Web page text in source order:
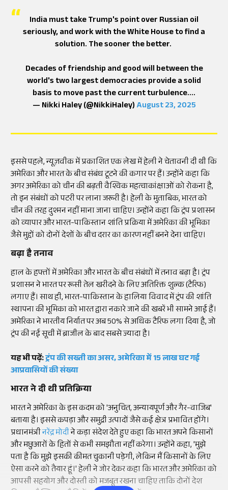
India must take Trump's point over Russian oil
seriously, and work with the White House to find a
solution. The sooner the better.
Decades of friendship and good will between the
world's two largest democracies provide a solid
basis to move past the current turbulence.…
— Nikki Haley (@NikkiHaley)August 23, 2025
इससे पहले, न्यूज़वीक में प्रकाशित एक लेख में हेली ने चेतावनी दी थी कि
अमेरिका और भारत के बीच संबंध टूटने की कगार पर हैं। उन्होंने कहा कि
अगर अमेरिका को चीन की बढ़ती वैश्विक महत्वाकांक्षाओं को रोकना है,
तो इन संबंधों को पटरी पर लाना जरूरी है। हेली के मुताबिक, भारत को
चीन की तरह दुश्मन नहीं माना जाना चाहिए। उन्होंने कहा कि ट्रंप प्रशासन
को व्यापार और भारत-पाकिस्तान शांति प्रक्रिया में अमेरिका की भूमिका
जैसे मुद्दों को दोनों देशों के बीच दरार का कारण नहीं बनने देना चाहिए।
बढ़ा है तनाव
हाल के हफ्तों में अमेरिका और भारत के बीच संबंधों में तनाव बढ़ा है। ट्रंप
प्रशासन ने भारत पर रूसी तेल खरीदने के लिए अतिरिक्त शुल्क (टैरिफ)
लगाए हैं। साथ ही, भारत-पाकिस्तान के हालिया विवाद में ट्रंप की शांति
स्थापना की भूमिका को भारत द्वारा नकारे जाने की खबरें भी सामने आई हैं।
अमेरिका ने भारतीय निर्यात पर अब 50% से अधिक टैरिफ लगा दिया है, जो
ट्रंप की नई सूची में ब्राजील के बाद सबसे ज्यादा है।
यह भी पढ़ें:ट्रंप की सख्ती का असर, अमेरिका में 15 लाख घट गई
आप्रवासियों की संख्या
भारत ने दी थी प्रतिक्रिया
भारत ने अमेरिका के इस कदम को 'अनुचित, अन्यायपूर्ण और गैर-वाजिब'
बताया है। इससे कपड़ा और समुद्री उत्पादों जैसे कई क्षेत्र प्रभावित होंगे।
प्रधानमंत्रीनरेंद्र मोदीने कड़ा संदेश देते हुए कहा कि भारत अपने किसानों
और मछुआरों के हितों से कभी समझौता नहीं करेगा। उन्होंने कहा, 'मुझे
पता है कि मुझे इसकी कीमत चुकानी पड़ेगी, लेकिन मैं किसानों के लिए
ऐसा करने को तैयार हूं।' हेली ने जोर देकर कहा कि भारत और अमेरिका को
आपसी सहयोग और दोस्ती को मजबूत रखना चाहिए ताकि दोनों देश